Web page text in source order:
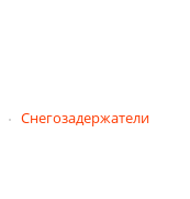
Снегозадержатели